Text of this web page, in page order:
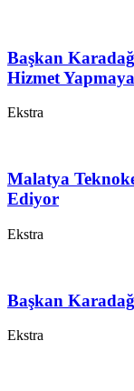
Başkan
Hizmet
Ekstra
Malatya
Ediyor
Ekstra
Başkan
Ekstra